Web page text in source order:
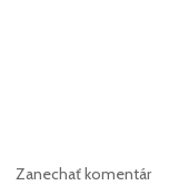
Zanechať komentárk